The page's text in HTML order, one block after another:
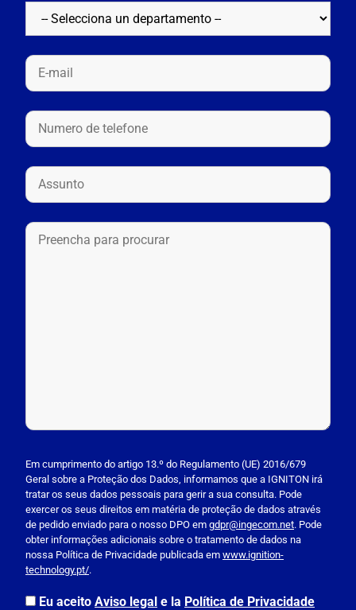
l
e
a
s
e
l
e
a
Em cumprimento do artigo 13.º do Regulamento (UE) 2016/679
Geral sobre a Proteção dos Dados, informamos que a IGNITON irá
tratar os seus dados pessoais para gerir a sua consulta. Pode
exercer os seus direitos em matéria de proteção de dados através
de pedido enviado para o nosso DPO em gdpr@ingecom.net. Pode
obter informações adicionais sobre o tratamento de dados na
nossa Política de Privacidade publicada em www.ignition-
technology.pt/.
Eu aceito Aviso legal e la Política de Privacidade